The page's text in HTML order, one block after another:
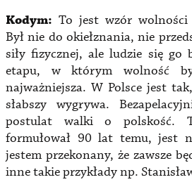
Kodym: To jest wzór wolności
Był nie do okiełznania, nie
siły fizycznej, ale ludzie się go
etapu, w którym wolność
najważniejsza. W Polsce jest
słabszy wygrywa.
postulat walki o polskość.
formułował 90 lat temu, jest
jestem przekonany, że zawsze
inne takie przykłady np.